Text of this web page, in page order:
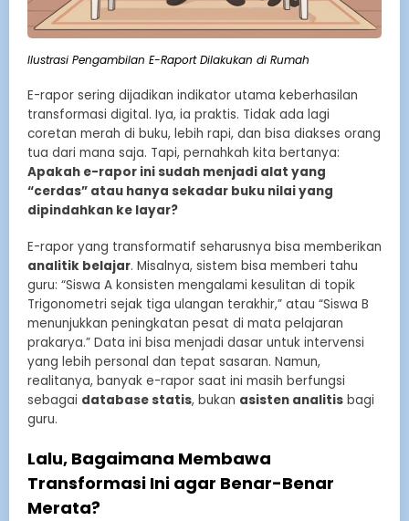
Ilustrasi Pengambilan E-Raport Dilakukan di Rumah
E-rapor sering dijadikan indikator utama keberhasilan
transformasi digital. Iya, ia praktis. Tidak ada lagi
coretan merah di buku, lebih rapi, dan bisa diakses orang
tua dari mana saja. Tapi, pernahkah kita bertanya:
Apakah e-rapor ini sudah menjadi alat yang
“cerdas” atau hanya sekadar buku nilai yang
dipindahkan ke layar?
E-rapor yang transformatif seharusnya bisa memberikan
analitik belajar. Misalnya, sistem bisa memberi tahu
guru: “Siswa A konsisten mengalami kesulitan di topik
Trigonometri sejak tiga ulangan terakhir,” atau “Siswa B
menunjukkan peningkatan pesat di mata pelajaran
prakarya.” Data ini bisa menjadi dasar untuk intervensi
yang lebih personal dan tepat sasaran. Namun,
realitanya, banyak e-rapor saat ini masih berfungsi
sebagai database statis, bukan asisten analitis bagi
guru.
Lalu, Bagaimana Membawa
Transformasi Ini agar Benar-Benar
Merata?